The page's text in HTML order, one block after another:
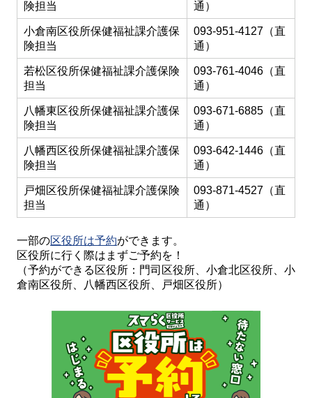
険担当
通）
小倉南区役所保健福祉課介護保
険担当
093-951-4127（直
通）
若松区役所保健福祉課介護保険
担当
093-761-4046（直
通）
八幡東区役所保健福祉課介護保
険担当
093-671-6885（直
通）
八幡西区役所保健福祉課介護保
険担当
093-642-1446（直
通）
戸畑区役所保健福祉課介護保険
担当
093-871-4527（直
通）
一部の区役所は予約ができます。
区役所に行く際はまずご予約を！
（予約ができる区役所：門司区役所、小倉北区役所、小
倉南区役所、八幡西区役所、戸畑区役所）